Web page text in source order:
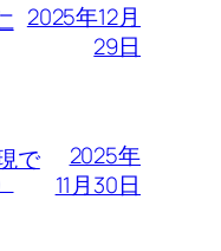
2025年12月
29日
で
2025年
11月30日